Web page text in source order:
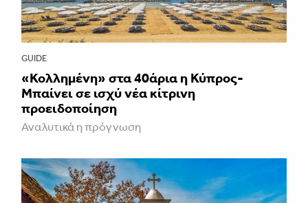
GUIDE
«Κολλημένη» στα 40άρια η Κύπρος-
Μπαίνει σε ισχύ νέα κίτρινη
προειδοποίηση
Αναλυτικά η πρόγνωση